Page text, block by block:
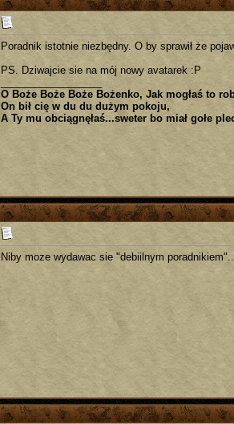
Poradnik istotnie niezbędny. O by sprawił że
PS. Dziwajcie sie na mój nowy avatarek :P
__________________
O Boże Boże Boże Bożenko, Jak mogłaś to
On bił cię w du du dużym pokoju,
A Ty mu obciągnęłaś...sweter bo miał gołe
Niby moze wydawac sie "debiilnym